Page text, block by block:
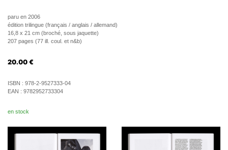
paru en 2006
édition trilingue (français / anglais / allemand)
16,8 x 21 cm (broché, sous jaquette)
207 pages (77 ill. coul. et n&b)
20.00 €
ISBN : 978-2-9527333-04
EAN : 9782952733304
en stock